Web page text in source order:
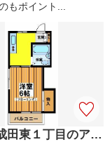
もポイント...
杉並区成田東１丁目のアパート